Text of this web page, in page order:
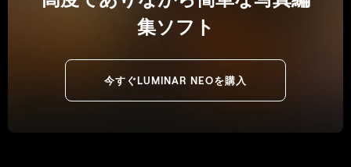
集ソフト
今すぐLUMINAR NEOを購入